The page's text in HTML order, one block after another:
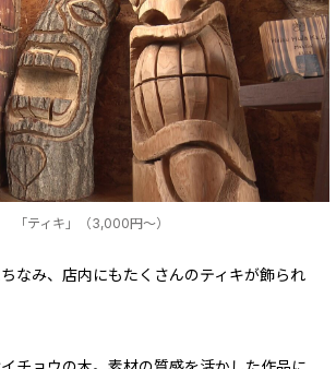
「ティキ」（3,000円～）
なみ、店内にもたくさんのティキが飾られ